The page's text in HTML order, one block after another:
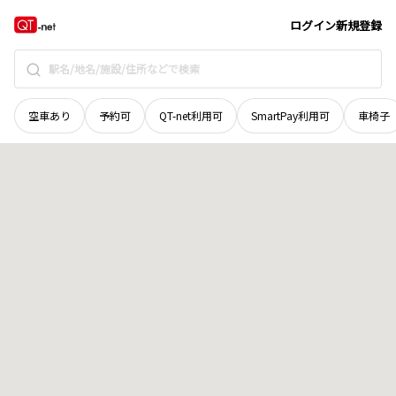
ログイン新規登録
空車あり 予約可 QT-net利用可 SmartPay利用可 車椅子
愛媛県